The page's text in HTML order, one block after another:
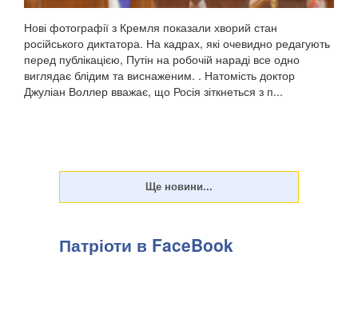
Нові фотографії з Кремля показали хворий стан
російського диктатора. На кадрах, які очевидно редагують
перед публікацією, Путін на робочій нараді все одно
виглядає блідим та виснаженим. . Натомість доктор
Джуліан Воллер вважає, що Росія зіткнеться з п...
Патріоти в FaceBook